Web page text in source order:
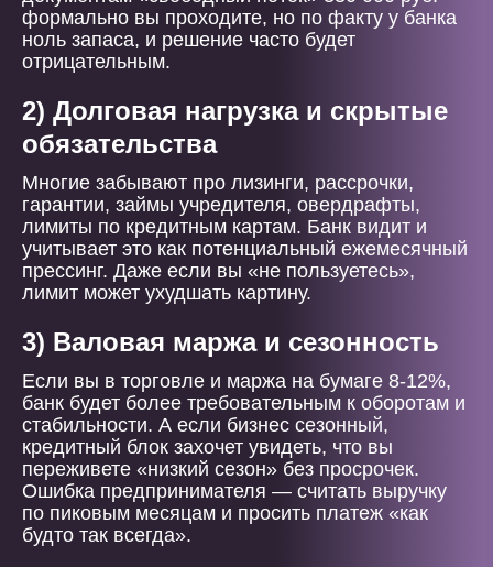
формально вы проходите, но по факту у банка
ноль запаса, и решение часто будет
отрицательным.
2) Долговая нагрузка и скрытые
обязательства
Многие забывают про лизинги, рассрочки,
гарантии, займы учредителя, овердрафты,
лимиты по кредитным картам. Банк видит и
учитывает это как потенциальный ежемесячный
прессинг. Даже если вы «не пользуетесь»,
лимит может ухудшать картину.
3) Валовая маржа и сезонность
Если вы в торговле и маржа на бумаге 8-12%,
банк будет более требовательным к оборотам и
стабильности. А если бизнес сезонный,
кредитный блок захочет увидеть, что вы
переживете «низкий сезон» без просрочек.
Ошибка предпринимателя — считать выручку
по пиковым месяцам и просить платеж «как
будто так всегда».